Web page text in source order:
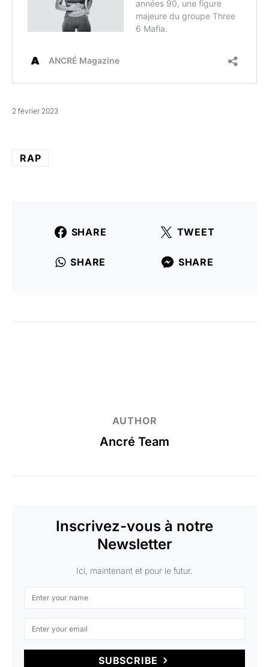
2 février 2023
RAP
SHARE TWEET
SHARE SHARE
AUTHOR
Ancré Team
Inscrivez-vous à notre
Newsletter
Ici, maintenant et pour le futur.
SUBSCRIBE